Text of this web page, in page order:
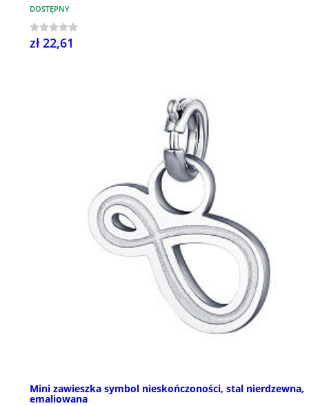
DOSTĘPNY
zł 22,61
Mini zawieszka symbol nieskończoności, stal nierdzewna,
emaliowana